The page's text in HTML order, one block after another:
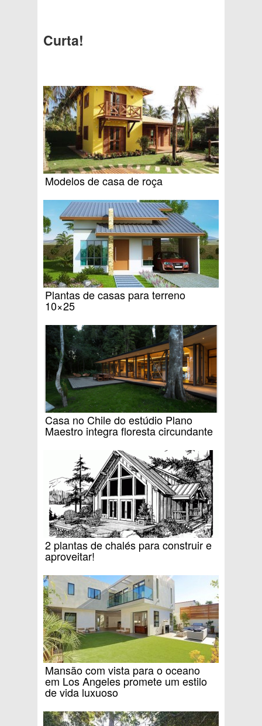
Curta!
Modelos de casa de roça
Plantas de casas para terreno
10×25
Casa no Chile do estúdio Plano
Maestro integra floresta circundante
2 plantas de chalés para construir e
aproveitar!
Mansão com vista para o oceano
em Los Angeles promete um estilo
de vida luxuoso